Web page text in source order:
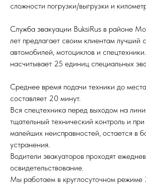
сложности погрузки/выгрузки и
Служба эвакуации BuksiRus в районе
лет предлагает своим клиентам лучший
автомобилей, мотоциклов и
насчитывает 25 единиц специальных
Среднее время подачи техники до
составляет 20 минут.
Вся спецтехника перед выходом на
тщательный технический контроль и
малейших неисправностей, остается в
устранения.
Водители эвакуаторов проходят
освидетельствование.
Мы работаем в круглосуточном режиме